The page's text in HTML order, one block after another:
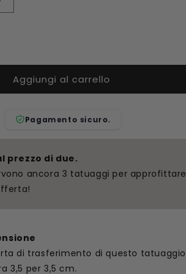
Aumenta
Aggiungi al carrello
Pagamento sicuro.
prezzo di due.
ancora 3 tatuaggi per approfittare
di trasferimento di questo tatuaggio
3,5 per 3,5 cm.